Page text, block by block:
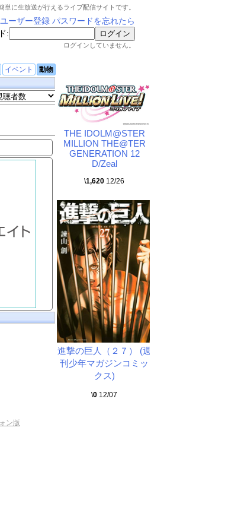
単に生放送が行えるライブ配信サイトです。
ーザー登録 パスワードを忘れたら
:
ログインしていません。
イベント 動物
THE IDOLM@STER
MILLION THE@TER
GENERATION 12
D/Zeal
\1,620 12/26
進撃の巨人（２７） (週
刊少年マガジンコミッ
クス)
\0 12/07
ン版